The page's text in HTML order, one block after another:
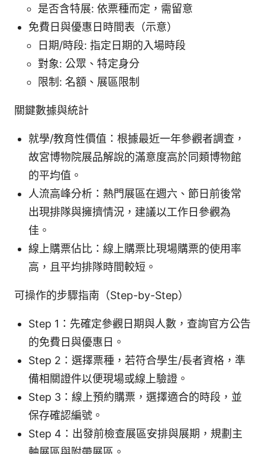
是否含特展: 依票種而定，需留意
免費日與優惠日時間表（示意）
日期/時段: 指定日期的入場時段
對象: 公眾、特定身分
限制: 名額、展區限制
關鍵數據與統計
就學/教育性價值：根據最近一年參觀者調查，
故宮博物院展品解說的滿意度高於同類博物館
的平均值。
人流高峰分析：熱門展區在週六、節日前後常
出現排隊與擁擠情況，建議以工作日參觀為
佳。
線上購票佔比：線上購票比現場購票的使用率
高，且平均排隊時間較短。
可操作的步驟指南（Step-by-Step）
Step 1：先確定參觀日期與人數，查詢官方公告
的免費日與優惠日。
Step 2：選擇票種，若符合學生/長者資格，準
備相關證件以便現場或線上驗證。
Step 3：線上預約購票，選擇適合的時段，並
保存確認編號。
Step 4：出發前檢查展區安排與展期，規劃主